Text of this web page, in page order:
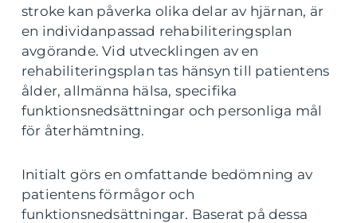
stroke kan påverka olika delar av hjärnan, är
en individanpassad rehabiliteringsplan
avgörande. Vid utvecklingen av en
rehabiliteringsplan tas hänsyn till patientens
ålder, allmänna hälsa, specifika
funktionsnedsättningar och personliga mål
för återhämtning.
Initialt görs en omfattande bedömning av
patientens förmågor och
funktionsnedsättningar. Baserat på dessa